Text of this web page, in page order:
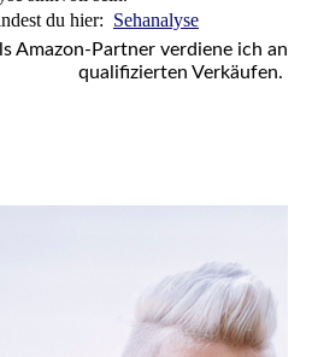
du hier: Sehanalyse
Amazon-Partner verdiene ich an
qualifizierten Verkäufen.